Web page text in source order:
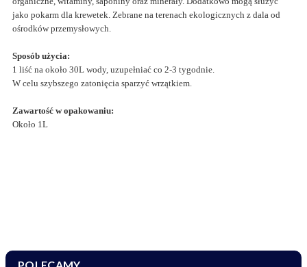
jako pokarm dla krewetek. Zebrane na terenach ekologicznych z dala od
ośrodków przemysłowych.
Sposób użycia:
1 liść na około 30L wody, uzupełniać co 2-3 tygodnie.
W celu szybszego zatonięcia sparzyć wrzątkiem.
Zawartość w opakowaniu:
Około 1L